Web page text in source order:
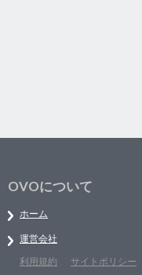
OVOについて
ホーム
運営会社
利用規約
サイトポリシー